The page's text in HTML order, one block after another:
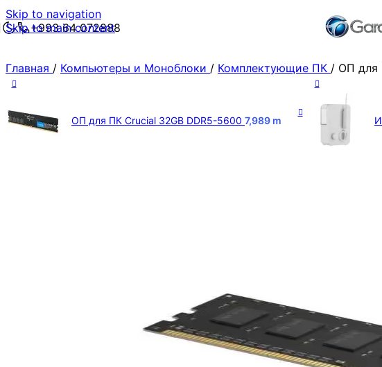
Skip to navigation
Skip to main content
+993 64 072888
Главная / Компьютеры и Моноблоки / Комплектующие ПК / ОП для
ОП для ПК Crucial 32GB DDR5-5600 7,989 m